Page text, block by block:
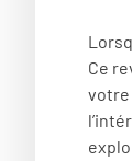
Ce
votre